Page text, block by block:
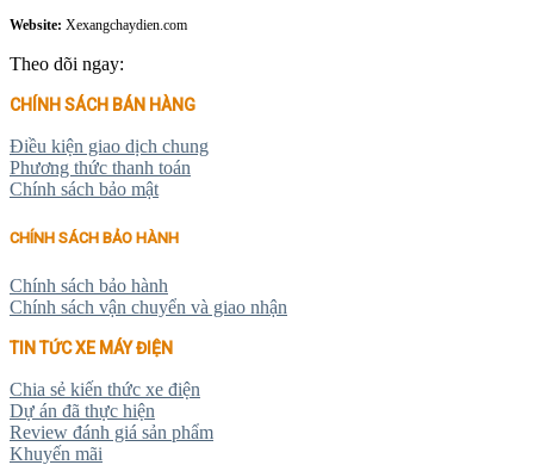
Website: Xexangchaydien.com
Theo dõi ngay:
CHÍNH SÁCH BÁN HÀNG
Điều kiện giao dịch chung
Phương thức thanh toán
Chính sách bảo mật
CHÍNH SÁCH BẢO HÀNH
Chính sách bảo hành
Chính sách vận chuyển và giao nhận
TIN TỨC XE MÁY ĐIỆN
Chia sẻ kiến thức xe điện
Dự án đã thực hiện
Review đánh giá sản phẩm
Khuyến mãi